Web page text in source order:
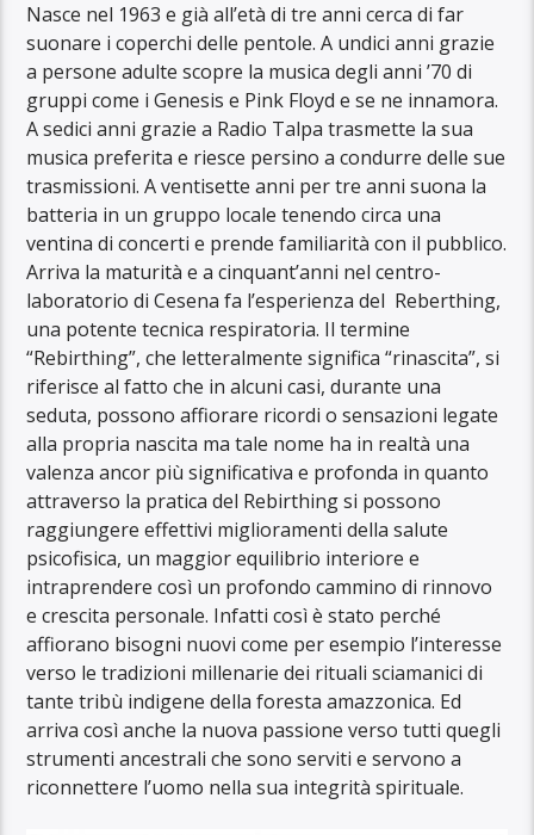
Nasce nel 1963 e già all’età di tre anni cerca di far
suonare i coperchi delle pentole. A undici anni grazie
a persone adulte scopre la musica degli anni ’70 di
gruppi come i Genesis e Pink Floyd e se ne innamora.
A sedici anni grazie a Radio Talpa trasmette la sua
musica preferita e riesce persino a condurre delle sue
trasmissioni. A ventisette anni per tre anni suona la
batteria in un gruppo locale tenendo circa una
ventina di concerti e prende familiarità con il pubblico.
Arriva la maturità e a cinquant’anni nel centro-
laboratorio di Cesena fa l’esperienza del Reberthing,
una potente tecnica respiratoria. Il termine
“Rebirthing”, che letteralmente significa “rinascita”, si
riferisce al fatto che in alcuni casi, durante una
seduta, possono affiorare ricordi o sensazioni legate
alla propria nascita ma tale nome ha in realtà una
valenza ancor più significativa e profonda in quanto
attraverso la pratica del Rebirthing si possono
raggiungere effettivi miglioramenti della salute
psicofisica, un maggior equilibrio interiore e
intraprendere così un profondo cammino di rinnovo
e crescita personale. Infatti così è stato perché
affiorano bisogni nuovi come per esempio l’interesse
verso le tradizioni millenarie dei rituali sciamanici di
tante tribù indigene della foresta amazzonica. Ed
arriva così anche la nuova passione verso tutti quegli
strumenti ancestrali che sono serviti e servono a
riconnettere l’uomo nella sua integrità spirituale.